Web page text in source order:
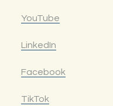
YouTube
LinkedIn
Facebook
TikTok